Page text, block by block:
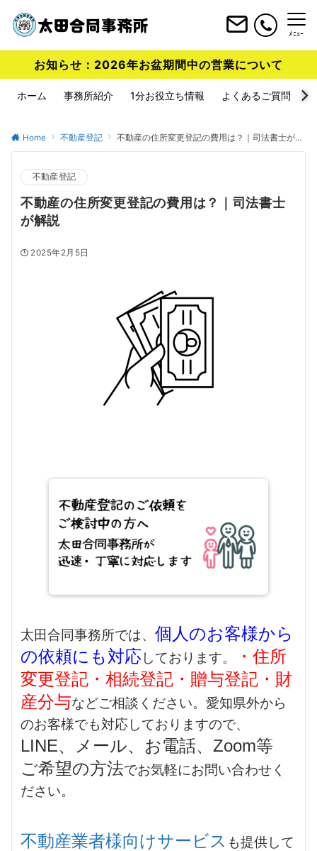
ﾒﾆｭｰ
お知らせ：2026年お盆期間中の営業について
ホーム 事務所紹介 1分お役立ち情報 よくあるご質問
Home 不動産登記 不動産の住所変更登記の費用は？｜司法書士が解説
不動産登記
不動産の住所変更登記の費用は？｜司法書士
が解説
2025年2月5日
太田合同事務所では、 個人のお客様から
の依頼にも対応 しております。
・住所
変更登記・相続登記・贈与登記・財
産分与などご相談ください。愛知県外から
のお客様でも対応しておりますので、
LINE、メール、お電話、Zoom等
ご希望の方法でお気軽にお問い合わせく
ださい。
不動産業者様向けサービス も提供して